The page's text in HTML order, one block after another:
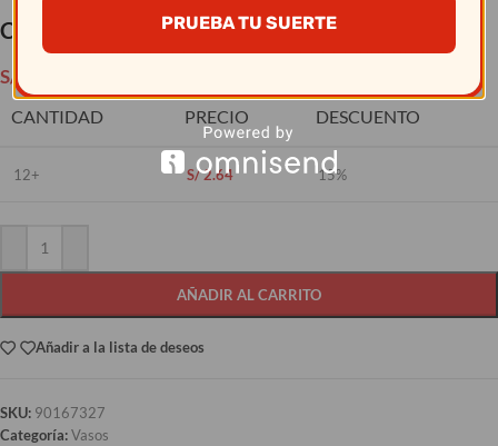
Cristar – Vaso Vivaldi Rocks 0105Al
S/ 3.10
CANTIDAD PRECIO DESCUENTO
12+ S/2.64 15%
AÑADIR AL CARRITO
Añadir a la lista de deseos
SKU: 90167327
Categoría:Vasos
PRUEBA TU SUERTE